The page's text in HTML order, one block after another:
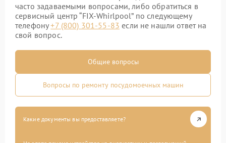
часто задаваемыми вопросами, либо обратиться в
сервисный центр “FIX-Whirlpool” по следующему
телефону+7 (800) 301-55-83 если не нашли ответ на
свой вопрос.
Общие вопросы
Вопросы по ремонту посудомоечных машин
Какие документы вы предоставляете?